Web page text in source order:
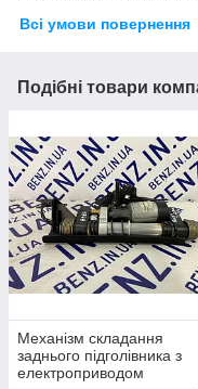
Всі умови повернення
Подібні товари
Механізм складання
заднього підголівника з
електроприводом